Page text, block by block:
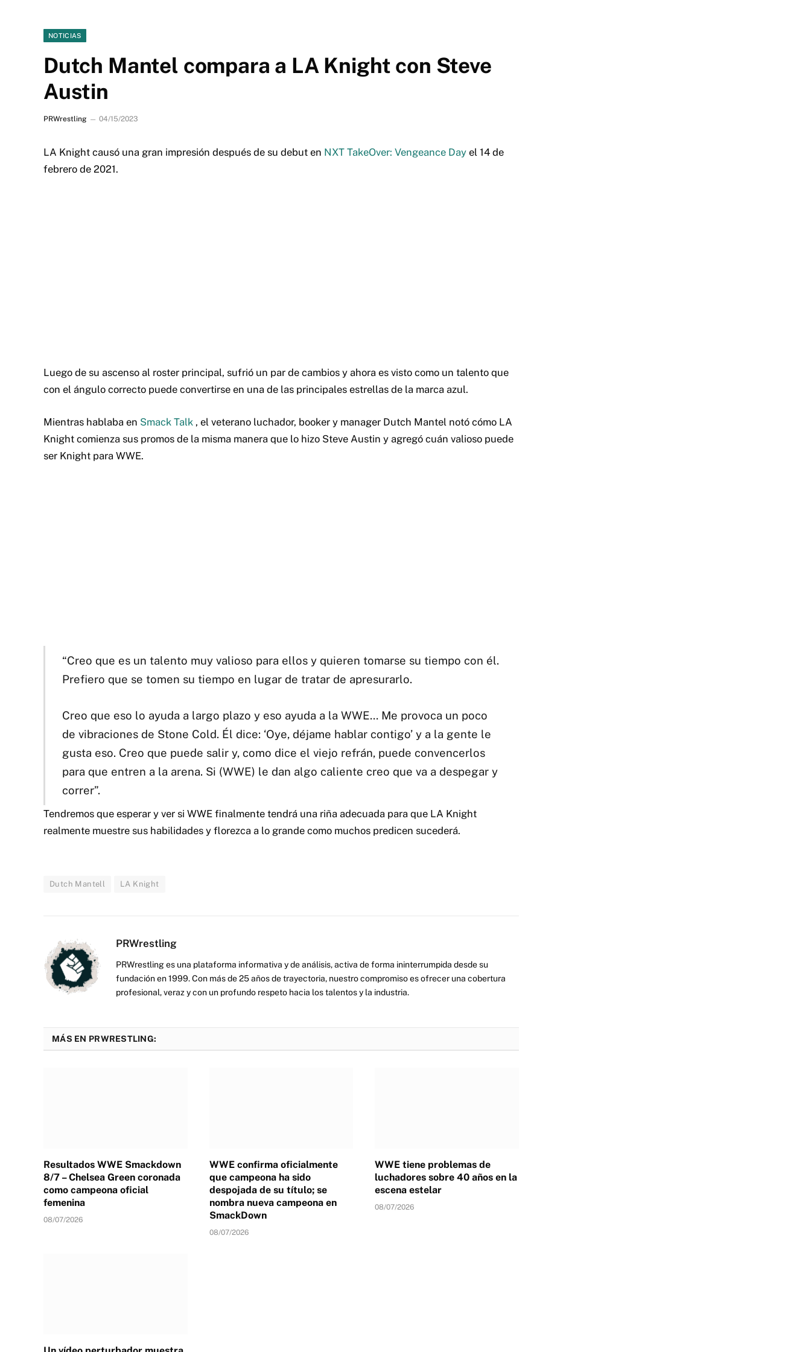
NOTICIAS
Dutch Mantel compara a LA Knight con Steve
Austin
PRWrestling 04/15/2023
LA Knight causó una gran impresión después de su debut en NXT TakeOver: Vengeance Day el 14 de
febrero de 2021.
Luego de su ascenso al roster principal, sufrió un par de cambios y ahora es visto como un talento que
con el ángulo correcto puede convertirse en una de las principales estrellas de la marca azul.
Mientras hablaba en Smack Talk , el veterano luchador, booker y manager Dutch Mantel notó cómo LA
Knight comienza sus promos de la misma manera que lo hizo Steve Austin y agregó cuán valioso puede
ser Knight para WWE.
“Creo que es un talento muy valioso para ellos y quieren tomarse su tiempo con él.
Prefiero que se tomen su tiempo en lugar de tratar de apresurarlo.
Creo que eso lo ayuda a largo plazo y eso ayuda a la WWE… Me provoca un poco
de vibraciones de Stone Cold. Él dice: ‘Oye, déjame hablar contigo’ y a la gente le
gusta eso. Creo que puede salir y, como dice el viejo refrán, puede convencerlos
para que entren a la arena. Si (WWE) le dan algo caliente creo que va a despegar y
correr”.
Tendremos que esperar y ver si WWE finalmente tendrá una riña adecuada para que LA Knight
realmente muestre sus habilidades y florezca a lo grande como muchos predicen sucederá.
Dutch Mantell LA Knight
PRWrestling
PRWrestling es una plataforma informativa y de análisis, activa de forma ininterrumpida desde su
fundación en 1999. Con más de 25 años de trayectoria, nuestro compromiso es ofrecer una cobertura
profesional, veraz y con un profundo respeto hacia los talentos y la industria.
MÁS EN PRWRESTLING:
Resultados WWE Smackdown
8/7 – Chelsea Green coronada
como campeona oficial
femenina
08/07/2026
WWE confirma oficialmente
que campeona ha sido
despojada de su título; se
nombra nueva campeona en
SmackDown
08/07/2026
WWE tiene problemas de
luchadores sobre 40 años en la
escena estelar
08/07/2026